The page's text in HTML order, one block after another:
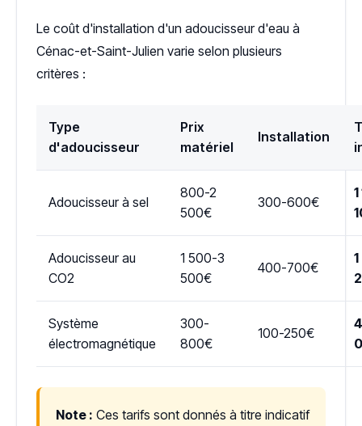
Le coût d'installation d'un adoucisseur d'eau à
Cénac-et-Saint-Julien varie selon plusieurs
critères :
Type
d'adoucisseur
Prix
matériel
Installation
Adoucisseur à sel
800-2
500€
300-600€
Adoucisseur au
CO2
1 500-3
500€
400-700€
Système
électromagnétique
300-
800€
100-250€
Note : Ces tarifs sont donnés à titre indicatif